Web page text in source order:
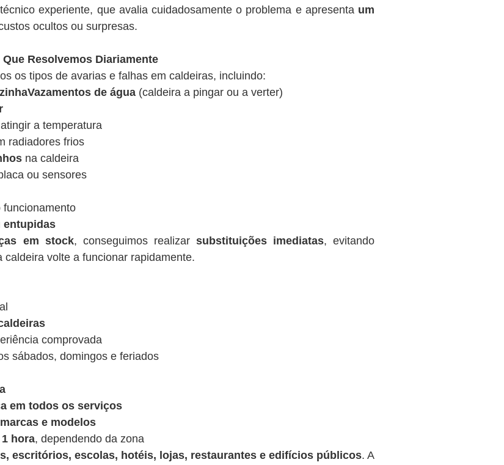
experiente, que avalia cuidadosamente o problema e apresenta um
ocultos ou surpresas.
Resolvemos Diariamente
os tipos de avarias e falhas em caldeiras, incluindo:
de água (caldeira a pingar ou a verter)
a temperatura
radiadores frios
na caldeira
ou sensores
funcionamento
entupidas
em stock, conseguimos realizar substituições imediatas, evitando
volte a funcionar rapidamente.
comprovada
sábados, domingos e feriados
em todos os serviços
e modelos
hora, dependendo da zona
escritórios, escolas, hotéis, lojas, restaurantes e edifícios públicos. A